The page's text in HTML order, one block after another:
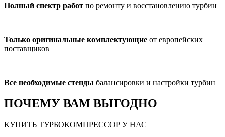
Полный спектр работ по ремонту и восстановлению турбин
Только оригинальные комплектующие от европейских
поставщиков
Все необходимые стенды балансировки и настройки турбин
ПОЧЕМУ ВАМ ВЫГОДНО
КУПИТЬ ТУРБОКОМПРЕССОР У НАС